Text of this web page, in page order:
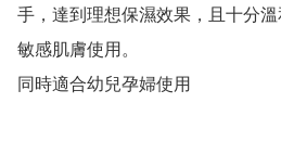
手，達到理想保濕效果，且十分
敏感肌膚使用。
同時適合幼兒孕婦使用